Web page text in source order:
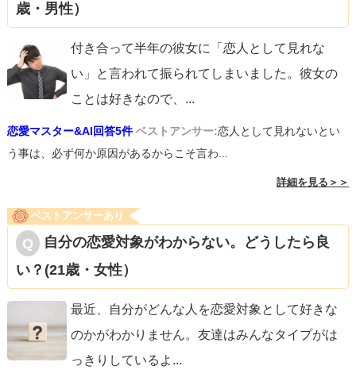
歳・男性）
付き合って半年の彼女に「恋人として見れな
い」と言われて振られてしまいました。彼女の
ことは好きなので、 ...
恋愛マスター&AI回答5件 ベストアンサー:恋人として見れないとい
う事は、必ず何か原因があるからこそ言わ...
詳細を見る＞＞
ベストアンサーあり
自分の恋愛対象がわからない。どうしたら良
い？(21歳・女性）
最近、自分がどんな人を恋愛対象として好きな
のかがわかりません。友達はみんなタイプがは
っきりしているよ ...